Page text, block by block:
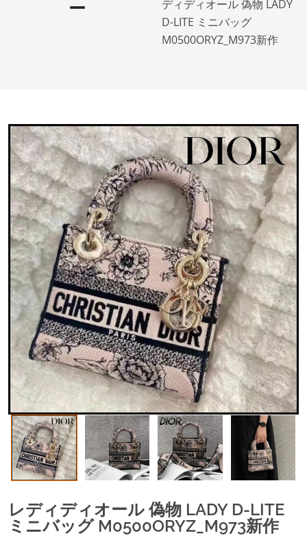
ー
ディディオール 偽物 LADY
D-LITE ミニバッグ
M0500ORYZ_M973新作
レディディオール 偽物 LADY D-LITE
ミニバッグ M0500ORYZ_M973新作